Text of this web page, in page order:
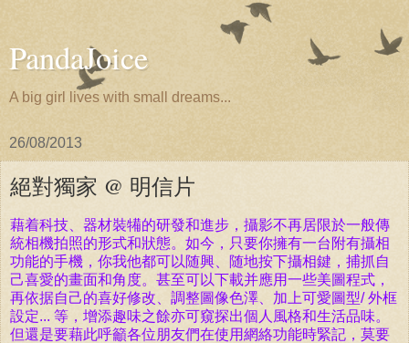
PandaJoice
A big girl lives with small dreams...
26/08/2013
絕對獨家 @ 明信片
藉着科技、器材裝犕的研發和進步，攝影不再居限於一般傳
統相機拍照的形式和狀態。如今，只要你擁有一台附有攝相
功能的手機，你我他都可以随興、随地按下攝相鍵，捕抓自
己喜愛的畫面和角度。甚至可以下載并應用一些美圖程式，
再依据自己的喜好修改、調整圖像色澤、加上可愛圖型/ 外框
設定... 等，增添趣味之餘亦可窺探出個人風格和生活品味。
但還是要藉此呼籲各位朋友們在使用網絡功能時緊記，莫要